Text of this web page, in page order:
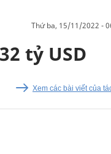
thứ ba, 15/11/2022 -
tỷ USD
Xem các bài viết của